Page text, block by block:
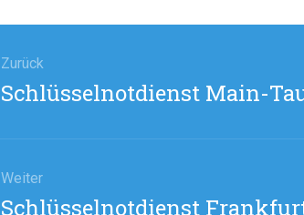
Zurück
Vorheriger
Schlüsselnotdienst Main-
Weiter
Nächster
Schlüsselnotdienst